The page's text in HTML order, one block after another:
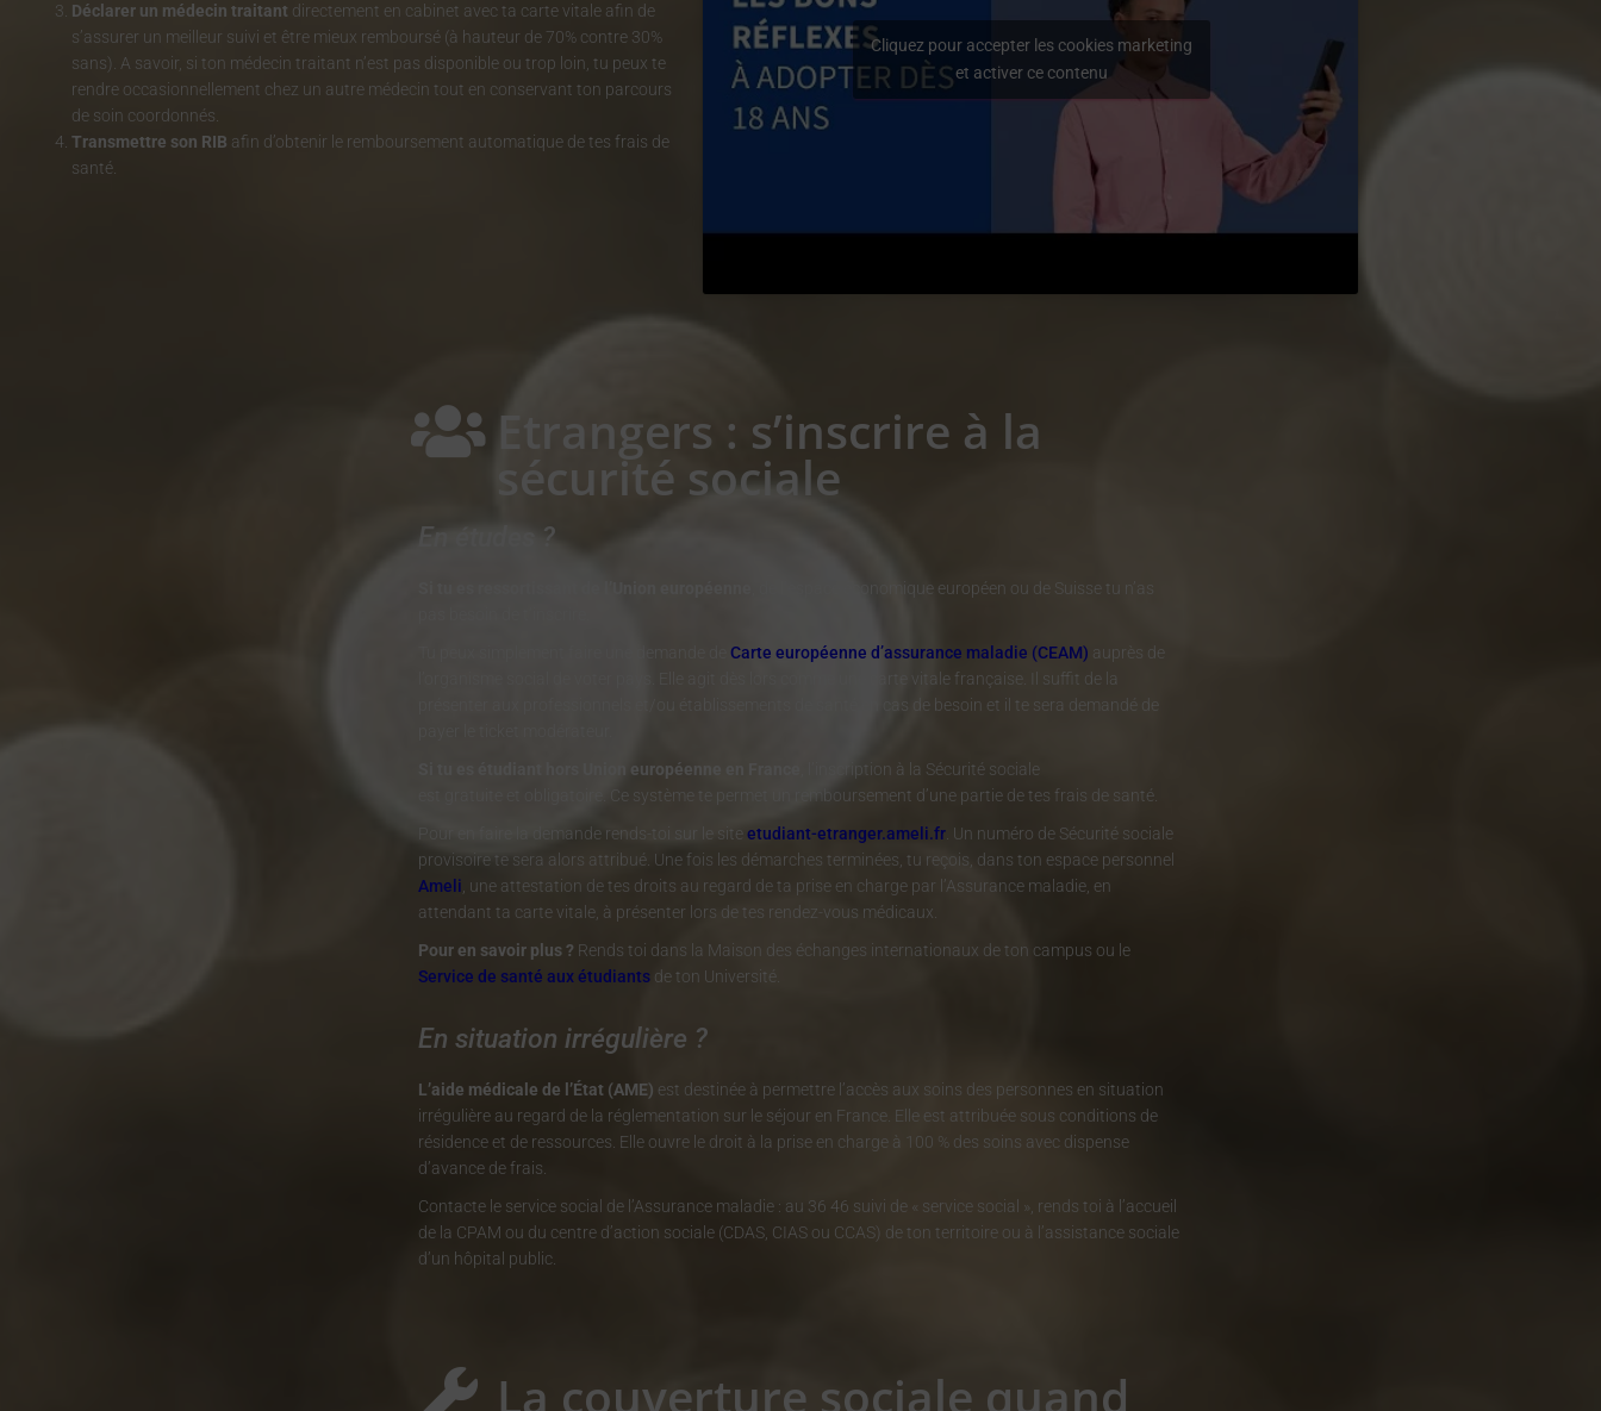
Déclarer un médecin traitant directement en cabinet avec ta carte vitale afin de
s’assurer un meilleur suivi et être mieux remboursé (à hauteur de 70% contre 30%
sans). A savoir, si ton médecin traitant n’est pas disponible ou trop loin, tu peux te
rendre occasionnellement chez un autre médecin tout en conservant ton parcours
de soin coordonnés.
Transmettre son RIB afin d’obtenir le remboursement automatique de tes frais de
santé.
Cliquez pour accepter les cookies marketing
et activer ce contenu
Etrangers : s’inscrire à la
sécurité sociale
En études ?
, de l’espace économique européen ou de Suisse tu n’as
Carte européenne d’assurance maladie (CEAM) auprès de
l’organisme social de voter pays. Elle agit dès lors comme une carte vitale française. Il suffit de la
présenter aux professionnels et/ou établissements de santé en cas de besoin et il te sera demandé de
Si tu es étudiant hors Union européenne en France
, l’inscription à la Sécurité sociale
est gratuite et obligatoire. Ce système te permet un remboursement d’une partie de tes frais de santé.
Pour en faire la demande rends-toi sur le site etudiant-etranger.ameli.fr . Un numéro de Sécurité sociale
provisoire te sera alors attribué. Une fois les démarches terminées, tu reçois, dans ton espace personnel
Ameli , une attestation de tes droits au regard de ta prise en charge par l’Assurance maladie, en
attendant ta carte vitale, à présenter lors de tes rendez-vous médicaux.
Pour en savoir plus ? Rends toi dans la Maison des échanges internationaux de ton campus ou le
Service de santé aux étudiants de ton Université.
En situation irrégulière ?
L’aide médicale de l’État (AME) est destinée à permettre l’accès aux soins des personnes en situation
irrégulière au regard de la réglementation sur le séjour en France. Elle est attribuée sous conditions de
résidence et de ressources. Elle ouvre le droit à la prise en charge à 100 % des soins avec dispense
d’avance de frais.
Contacte le service social de l’Assurance maladie : au 36 46 suivi de « service social », rends toi à l’accueil
de la CPAM ou du centre d’action sociale (CDAS, CIAS ou CCAS) de ton territoire ou à l’assistance sociale
d’un hôpital public.
La couverture sociale quand